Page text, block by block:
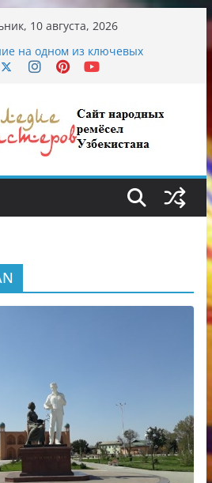
10 августа, 2026
на одном из ключевых
Ташкента: перекрыт
и происхождение
Ташкента переедет после 2030
диета Алины Загитовой
до университетских клиник